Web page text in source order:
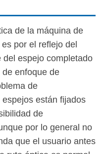
de la máquina de
por el reflejo del
espejo completado
enfoque de
de
están fijados
de
por lo general no
que el usuario antes